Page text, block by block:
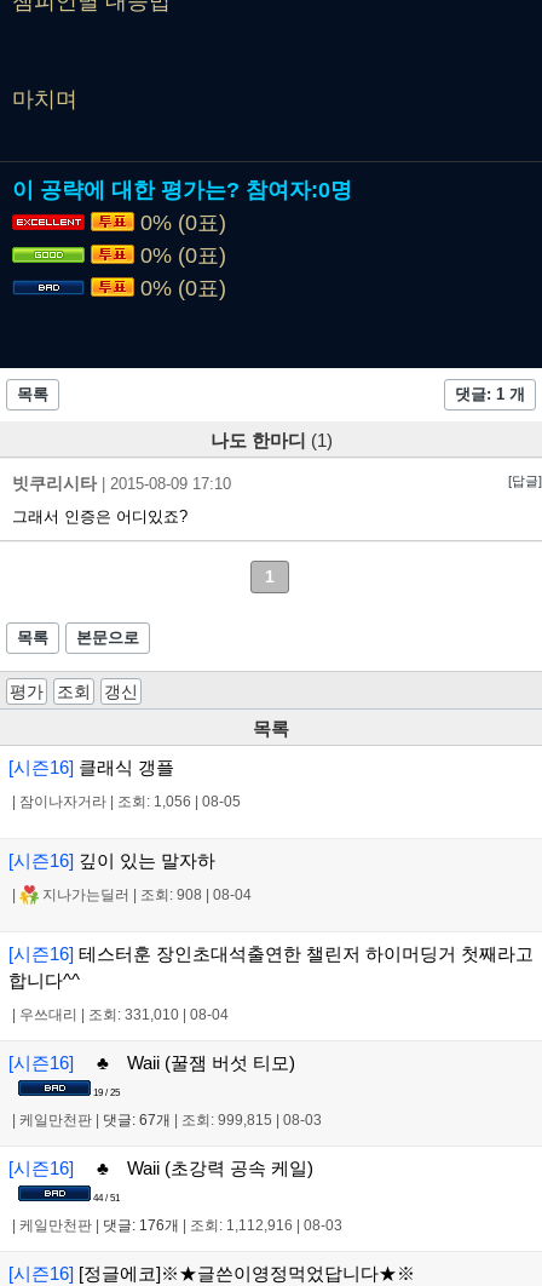
마치며
이 공략에 대한 평가는? 참여자:0명
0% (0표)
0% (0표)
0% (0표)
목록 댓글: 1 개
나도 한마디 (1)
빗쿠리시타| 2015-08-09 17:10 [답글]
그래서 인증은 어디있죠?
1
목록 본문으로
평가 조회 갱신
목록
[시즌16] 클래식 갱플
| 잠이나자거라 | 조회: 1,056 | 08-05
[시즌16] 깊이 있는 말자하
| 지나가는딜러 | 조회: 908 | 08-04
[시즌16] 테스터훈 장인초대석출연한 챌린저 하이머딩거 첫째라고
합니다^^
| 우쓰대리 | 조회: 331,010 | 08-04
[시즌16] ♣ Waii (꿀잼 버섯 티모)
19 / 25
| 케일만천판 | 댓글: 67개 | 조회: 999,815 | 08-03
[시즌16] ♣ Waii (초강력 공속 케일)
44 / 51
케일만천판 댓글: 176개 조회: 1,112,916 08-03
[시즌16] [정글에코]※★글쓴이영정먹었답니다★※